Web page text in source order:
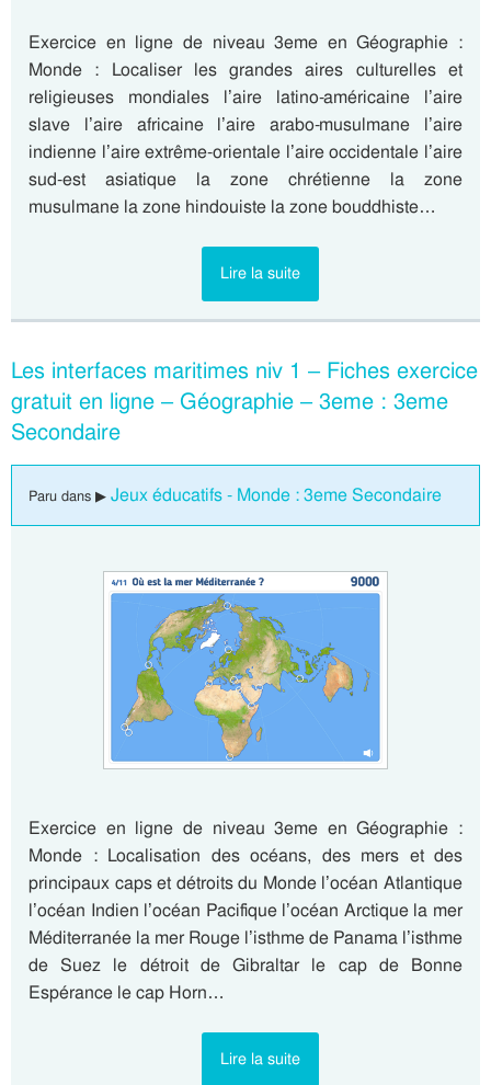
Exercice en ligne de niveau 3eme en Géographie :
Monde : Localiser les grandes aires culturelles et
religieuses mondiales l’aire latino-américaine l’aire
slave l’aire africaine l’aire arabo-musulmane l’aire
indienne l’aire extrême-orientale l’aire occidentale l’aire
sud-est asiatique la zone chrétienne la zone
musulmane la zone hindouiste la zone bouddhiste…
Lire la suite
Les interfaces maritimes niv 1 – Fiches exercice
gratuit en ligne – Géographie – 3eme : 3eme
Secondaire
Paru dans ▶ Jeux éducatifs - Monde : 3eme Secondaire
Exercice en ligne de niveau 3eme en Géographie :
Monde : Localisation des océans, des mers et des
principaux caps et détroits du Monde l’océan Atlantique
l’océan Indien l’océan Pacifique l’océan Arctique la mer
Méditerranée la mer Rouge l’isthme de Panama l’isthme
de Suez le détroit de Gibraltar le cap de Bonne
Espérance le cap Horn…
Lire la suite